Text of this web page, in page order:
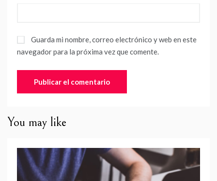
Guarda mi nombre, correo electrónico y web en este
navegador para la próxima vez que comente.
You may like